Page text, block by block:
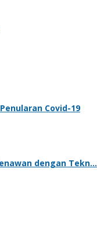
Covid-19
dengan Tekn…